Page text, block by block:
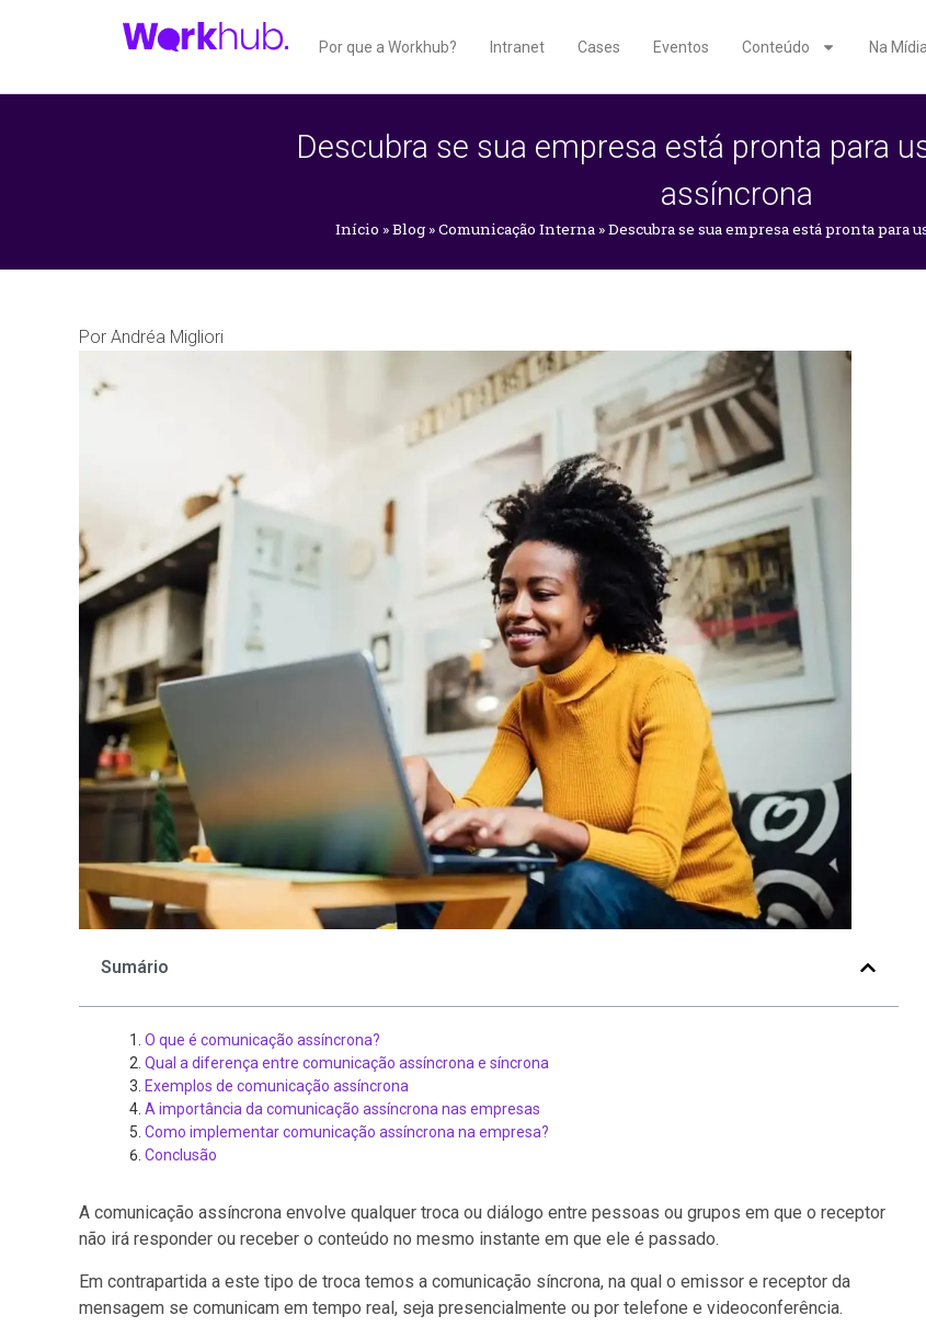
Por que a Workhub? Intranet Cases Eventos Conteúdo Na Mídia
Descubra se sua empresa está pronta para
assíncrona
Início »Blog »Comunicação Interna »Descubra se sua empresa está pronta para
Por Andréa Migliori
Sumário
O que é comunicação assíncrona?
Qual a diferença entre comunicação assíncrona e síncrona
Exemplos de comunicação assíncrona
A importância da comunicação assíncrona nas empresas
Como implementar comunicação assíncrona na empresa?
Conclusão
A comunicação assíncrona envolve qualquer troca ou diálogo entre pessoas ou grupos em que o receptor
não irá responder ou receber o conteúdo no mesmo instante em que ele é passado.
Em contrapartida a este tipo de troca temos a comunicação síncrona, na qual o emissor e receptor da
mensagem se comunicam em tempo real, seja presencialmente ou por telefone e videoconferência.